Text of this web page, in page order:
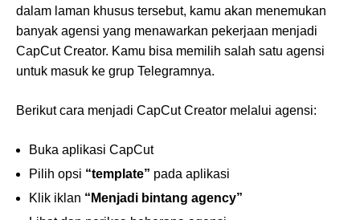
dalam laman khusus tersebut, kamu akan menemukan
banyak agensi yang menawarkan pekerjaan menjadi
CapCut Creator. Kamu bisa memilih salah satu agensi
untuk masuk ke grup Telegramnya.
Berikut cara menjadi CapCut Creator melalui agensi:
Buka aplikasi CapCut
Pilih opsi “template” pada aplikasi
Klik iklan “Menjadi bintang agency”